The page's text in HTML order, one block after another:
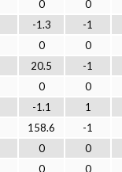
0
0
-1.3
-1
0
0
20.5
-1
0
0
-1.1
1
158.6
-1
0
0
0 0